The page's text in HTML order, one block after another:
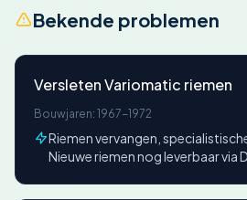
Bekende problemen
Versleten Variomatic riemen
Bouwjaren: 1967-1972
Riemen vervangen,
Nieuwe riemen nog leverbaar via